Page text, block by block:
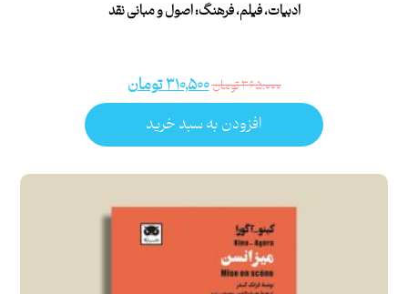
ادبیات، فیلم، فرهنگ: اصول و مبانی نقد
۳۶۵,۰۰۰تومان۳۱۰,۵۰۰تومان
افزودن به سبد خرید